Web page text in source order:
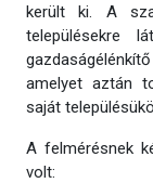
került ki. A
településekre
amelyet aztán
saját
A felmérésnek
volt: